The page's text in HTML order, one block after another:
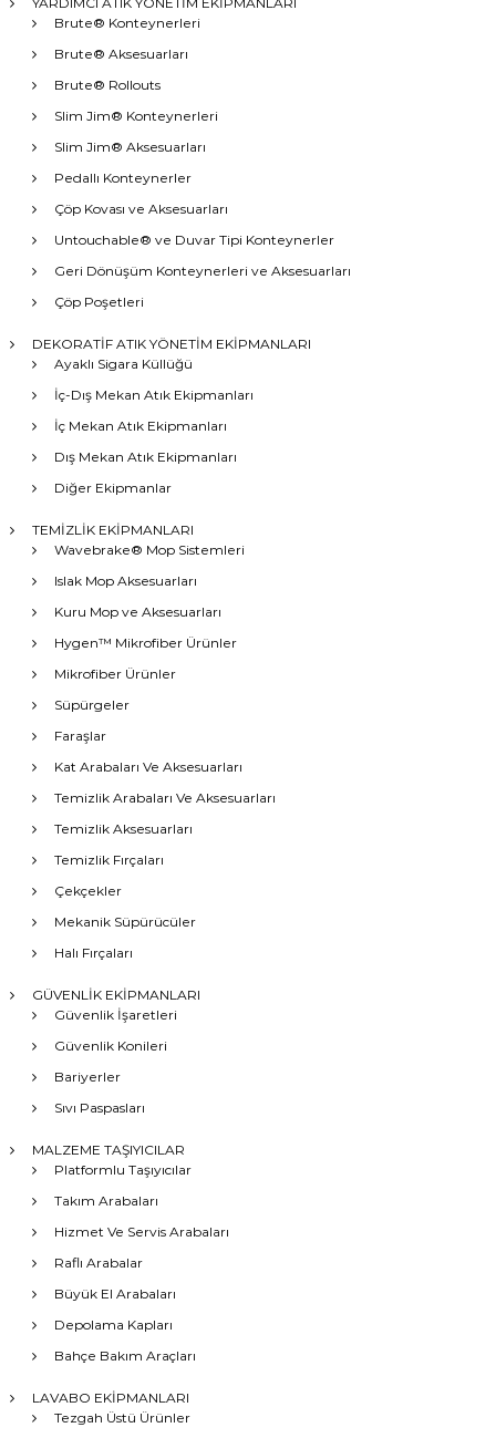
Brute® Konteynerleri
Brute® Aksesuarları
Brute® Rollouts
Slim Jim® Konteynerleri
Slim Jim® Aksesuarları
Pedallı Konteynerler
Çöp Kovası ve Aksesuarları
Untouchable® ve Duvar Tipi Konteynerler
Geri Dönüşüm Konteynerleri ve Aksesuarları
Çöp Poşetleri
DEKORATİF ATIK YÖNETİM EKİPMANLARI
Ayaklı Sigara Küllüğü
İç-Dış Mekan Atık Ekipmanları
İç Mekan Atık Ekipmanları
Dış Mekan Atık Ekipmanları
Diğer Ekipmanlar
TEMİZLİK EKİPMANLARI
Wavebrake® Mop Sistemleri
Islak Mop Aksesuarları
Kuru Mop ve Aksesuarları
Hygen™ Mikrofiber Ürünler
Mikrofiber Ürünler
Süpürgeler
Faraşlar
Kat Arabaları Ve Aksesuarları
Temizlik Arabaları Ve Aksesuarları
Temizlik Aksesuarları
Temizlik Fırçaları
Çekçekler
Mekanik Süpürücüler
Halı Fırçaları
GÜVENLİK EKİPMANLARI
Güvenlik İşaretleri
Güvenlik Konileri
Bariyerler
Sıvı Paspasları
MALZEME TAŞIYICILAR
Platformlu Taşıyıcılar
Takım Arabaları
Hizmet Ve Servis Arabaları
Raflı Arabalar
Büyük El Arabaları
Depolama Kapları
Bahçe Bakım Araçları
LAVABO EKİPMANLARI
Tezgah Üstü Ürünler